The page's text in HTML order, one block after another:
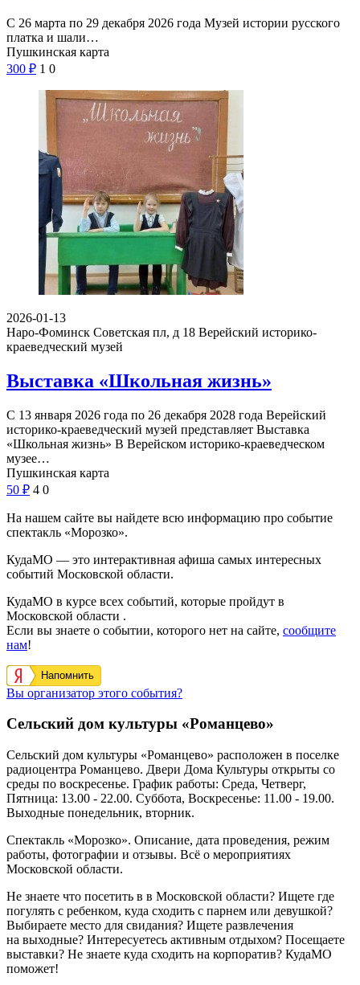
С 26 марта по 29 декабря 2026 года Музей истории русского
платка и шали…
Пушкинская карта
300 ₽ 1 0
2026-01-13
Наро-Фоминск Советская пл, д 18 Верейский историко-
краеведческий музей
Выставка «Школьная жизнь»
С 13 января 2026 года по 26 декабря 2028 года Верейский
историко-краеведческий музей представляет Выставка
«Школьная жизнь» В Верейском историко-краеведческом
музее…
Пушкинская карта
50 ₽ 4 0
На нашем сайте вы найдете всю информацию про событие
спектакль «Морозко».
КудаМО — это интерактивная афиша самых интересных
событий Московской области.
КудаМО в курсе всех событий, которые пройдут в
Московской области .
Если вы знаете о событии, которого нет на сайте, сообщите
нам!
Напомнить
Вы организатор этого события?
Сельский дом культуры «Романцево»
Сельский дом культуры «Романцево» расположен в поселке
радиоцентра Романцево. Двери Дома Культуры открыты со
среды по воскресенье. График работы: Среда, Четверг,
Пятница: 13.00 - 22.00. Суббота, Воскресенье: 11.00 - 19.00.
Выходные понедельник, вторник.
Спектакль «Морозко». Описание, дата проведения, режим
работы, фотографии и отзывы. Всё о мероприятиях
Московской области.
Не знаете что посетить в в Московской области? Ищете где
погулять с ребенком, куда сходить с парнем или девушкой?
Выбираете место для свидания? Ищете развлечения
на выходные? Интересуетесь активным отдыхом? Посещаете
выставки? Не знаете куда сходить на корпоратив? КудаМО
поможет!